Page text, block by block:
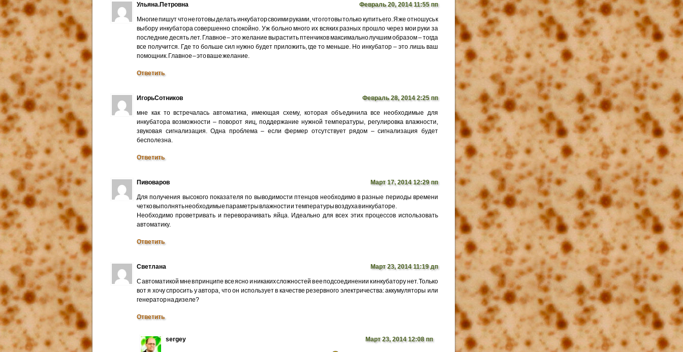
Ульяна.Петровна Февраль 20, 2014 11:55 пп
Многие пишут что не готовы делать инкубатор своими руками, что готовы только купить его. Я же отношусь к
выбору инкубатора совершенно спокойно. Уж больно много их всяких разных прошло через мои руки за
последние десять лет. Главное – это желание вырастить птенчиков максимально лучшим образом – тогда
все получится. Где то больше сил нужно будет приложить, где то меньше. Но инкубатор – это лишь ваш
помощник. Главное – это ваше желание.
Ответить
ИгорьСотников Февраль 28, 2014 2:25 пп
мне как то встречалась автоматика, имеющая схему, которая объединила все необходимые для
инкубатора возможности – поворот яиц, поддержание нужной температуры, регулировка влажности,
звуковая сигнализация. Одна проблема – если фермер отсутствует рядом – сигнализация будет
бесполезна.
Ответить
Пивоваров Март 17, 2014 12:29 пп
Для получения высокого показателя по выводимости птенцов необходимо в разные периоды времени
четко выполнять необходимые параметры влажности и температуры воздуха в инкубаторе.
Необходимо проветривать и переворачивать яйца. Идеально для всех этих процессов использовать
автоматику.
Ответить
Светлана Март 23, 2014 11:19 дп
С автоматикой мне в принципе все ясно и никаких сложностей в ее подсоединении к инкубатору нет. Только
вот я хочу спросить у автора, что он использует в качестве резервного электричества: аккумуляторы или
генератор на дизеле?
Ответить
sergey Март 23, 2014 12:08 пп